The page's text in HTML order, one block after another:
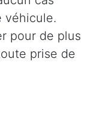
véhicule.
pour de plus
prise de